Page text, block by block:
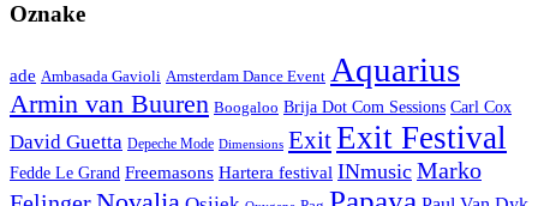
Oznake
ade Ambasada Gavioli Amsterdam Dance Event Aquarius
Armin van Buuren Boogaloo Brija Dot Com Sessions Carl Cox
David Guetta Depeche Mode Dimensions ExitExit Festival
Fedde Le Grand Freemasons Hartera festival INmusic Marko